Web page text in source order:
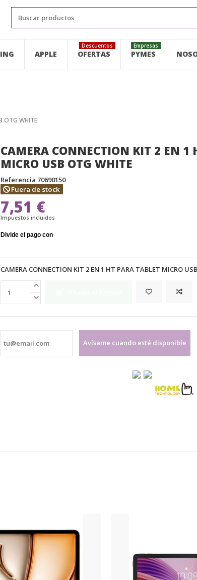
APPLE OFERTAS
Descuentos
PYMES
Empresas
OTG WHITE
CAMERA CONNECTION KIT 2 EN 1
MICRO USB OTG WHITE
Referencia 70690150
Fuera de stock
7,51 €
Impuestos incluidos
CAMERA CONNECTION KIT 2 EN 1 HT PARA TABLET MICRO
Avísame cuando esté disponible